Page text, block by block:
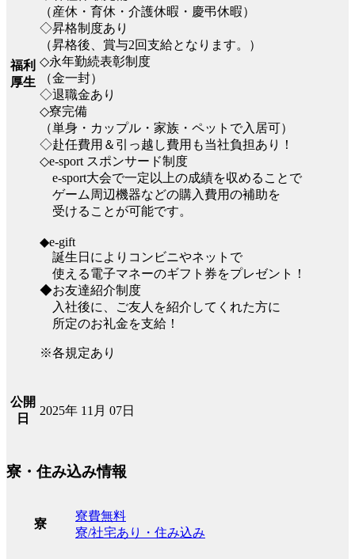
福利
厚生
（産休・育休・介護休暇・慶弔休暇）
◇昇格制度あり
（昇格後、賞与2回支給となります。）
◇永年勤続表彰制度
（金一封）
◇退職金あり
◇寮完備
（単身・カップル・家族・ペットで入居可）
◇赴任費用＆引っ越し費用も当社負担あり！
◇e-sport スポンサード制度
e-sport大会で一定以上の成績を収めることで
ゲーム周辺機器などの購入費用の補助を
受けることが可能です。
◆e-gift
誕生日によりコンビニやネットで
使える電子マネーのギフト券をプレゼント！
◆お友達紹介制度
入社後に、ご友人を紹介してくれた方に
所定のお礼金を支給！
※各規定あり
公開
日
2025年 11月 07日
寮・住み込み情報
寮
寮費無料
寮/社宅あり・住み込み